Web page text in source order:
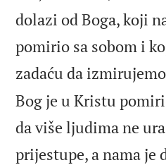
dolazi od Boga, koji
pomirio sa sobom i
zadaću da
Bog je u Kristu
da više ljudima ne
prijestupe, a nama je